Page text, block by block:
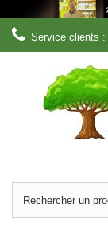
Service clients :